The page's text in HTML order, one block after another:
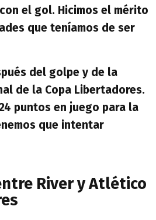
el gol. Hicimos el mérito
que teníamos de ser
del golpe y de la
de la Copa Libertadores.
puntos en juego para la
que intentar
River y Atlético